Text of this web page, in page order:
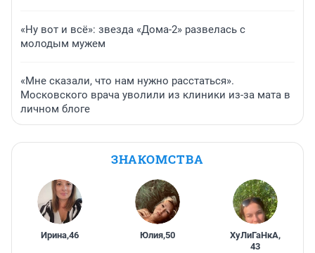
«Ну вот и всё»: звезда «Дома-2» развелась с
молодым мужем
«Мне сказали, что нам нужно расстаться».
Московского врача уволили из клиники из-за мата в
личном блоге
ЗНАКОМСТВА
Ирина,46 Юлия,50 ХуЛиГаНкА,
43